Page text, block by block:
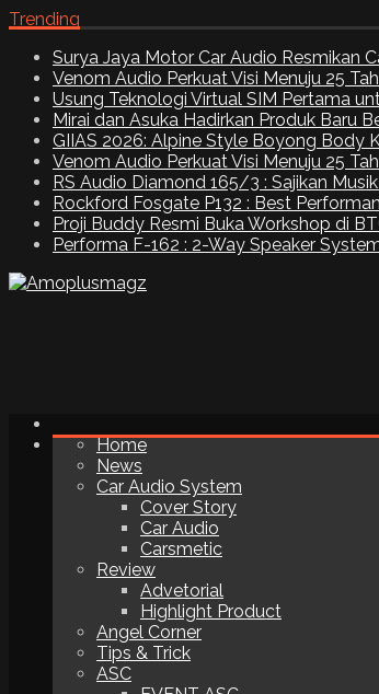
Trending
Surya Jaya Motor Car Audio Resmikan
Venom Audio Perkuat Visi Menuju 25
Usung Teknologi Virtual SIM Pertama
Mirai dan Asuka Hadirkan Produk Baru
GIIAS 2026: Alpine Style Boyong Body
Venom Audio Perkuat Visi Menuju 25
RS Audio Diamond 165/3 : Sajikan
Rockford Fosgate P132 : Best
Proji Buddy Resmi Buka Workshop di
Performa F-162 : 2-Way Speaker
Home
News
Car Audio System
Cover Story
Car Audio
Carsmetic
Review
Advetorial
Highlight Product
Angel Corner
Tips & Trick
ASC